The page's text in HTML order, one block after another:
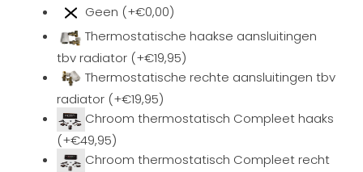
Geen (+€0,00)
Thermostatische haakse aansluitingen
tbv radiator (+€19,95)
Thermostatische rechte aansluitingen tbv
radiator (+€19,95)
Chroom thermostatisch Compleet haaks
(+€49,95)
Chroom thermostatisch Compleet recht